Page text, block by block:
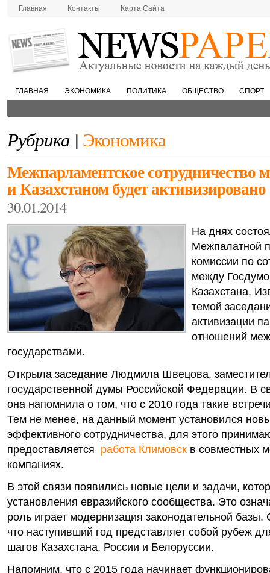
Главная Контакты Карта Сайта
ГЛАВНАЯ ЭКОНОМИКА ПОЛИТИКА ОБЩЕСТВО СПОРТ
Рубрика | Экономика
Межпарламентское сотрудничество
и Казахстаном будет активизировано
30.01.2014
На днях
Межпалатной
комиссии по
между
Казахстана.
темой
активизации
отношений
государствами.
Открыла заседание Людмила Швецова,
государственной думы Российской Федерации. В
она напомнила о том, что с 2010 года такие
Тем не менее, на данный момент установился
эффективного сотрудничества, для этого
предоставляется работа Климовск в совместных
компаниях.
В этой связи появились новые цели и задачи,
установления евразийского сообщества. Это
роль играет модернизация законодательной базы.
что наступивший год представляет собой рубеж
шагов Казахстана, России и Белоруссии.
Напомним, что с 2015 года начинает